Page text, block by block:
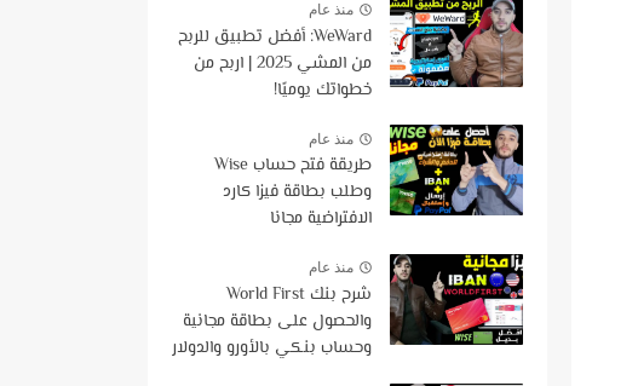
منذ عام
WeWard: أفضل تطبيق للربح
من المشي 2025 | اربح من
خطواتك يوميًا!
منذ عام
طريقة فتح حساب Wise
وطلب بطاقة فيزا كارد
الافتراضية مجانا
منذ عام
شرح بنك World First
والحصول على بطاقة مجانية
وحساب بنكي بالأورو والدولار